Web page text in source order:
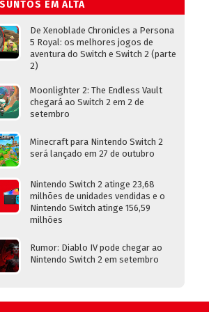
EM ALTA
De Xenoblade Chronicles a Persona
5 Royal: os melhores jogos de
aventura do Switch e Switch 2 (parte
2)
Moonlighter 2: The Endless Vault
chegará ao Switch 2 em 2 de
setembro
Minecraft para Nintendo Switch 2
será lançado em 27 de outubro
Nintendo Switch 2 atinge 23,68
milhões de unidades vendidas e o
Nintendo Switch atinge 156,59
milhões
Rumor: Diablo IV pode chegar ao
Nintendo Switch 2 em setembro